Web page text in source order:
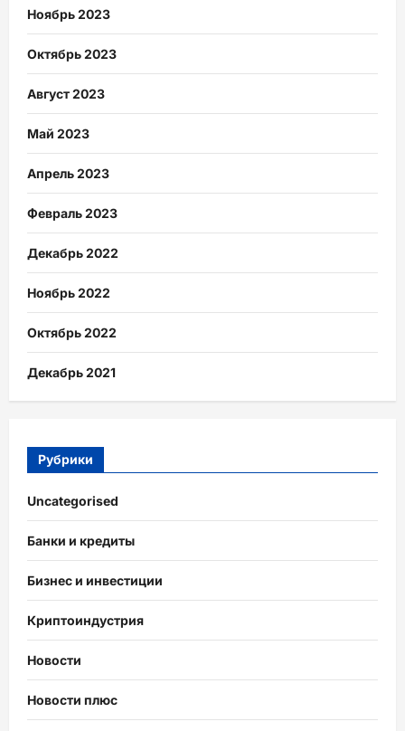
Ноябрь 2023
Октябрь 2023
Август 2023
Май 2023
Апрель 2023
Февраль 2023
Декабрь 2022
Ноябрь 2022
Октябрь 2022
Декабрь 2021
Рубрики
Uncategorised
Банки и кредиты
Бизнес и инвестиции
Криптоиндустрия
Новости
Новости плюс